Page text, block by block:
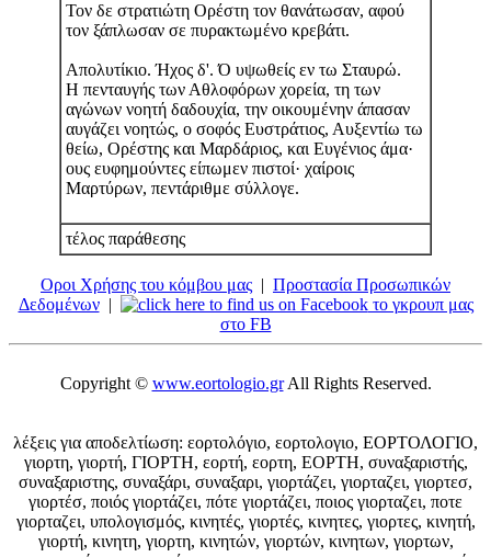
Τον δε στρατιώτη Ορέστη τον θανάτωσαν, αφού
τον ξάπλωσαν σε πυρακτωμένο κρεβάτι.
Απολυτίκιο. Ήχος δ'. Ό υψωθείς εν τω Σταυρώ.
Η πενταυγής των Αθλοφόρων χορεία, τη των
αγώνων νοητή δαδουχία, την οικουμένην άπασαν
αυγάζει νοητώς, ο σοφός Ευστράτιος, Αυξεντίω τω
θείω, Ορέστης και Μαρδάριος, και Ευγένιος άμα·
ους ευφημούντες είπωμεν πιστοί· χαίροις
Μαρτύρων, πεντάριθμε σύλλογε.
τέλος παράθεσης
Οροι Χρήσης του κόμβου μας | Προστασία Προσωπικών
Δεδομένων|
το γκρουπ μας
στο FB
Copyright © www.eortologio.grAll Rights Reserved.
λέξεις για αποδελτίωση: εορτολόγιο, εορτολογιο, ΕΟΡΤΟΛΟΓΙΟ,
γιορτη, γιορτή, ΓΙΟΡΤΗ, εορτή, εορτη, ΕΟΡΤΗ, συναξαριστής,
συναξαριστης, συναξάρι, συναξαρι, γιορτάζει, γιορταζει, γιορτεσ,
γιορτέσ, ποιός γιορτάζει, πότε γιορτάζει, ποιος γιορταζει, ποτε
γιορταζει, υπολογισμός, κινητές, γιορτές, κινητες, γιορτες, κινητή,
γιορτή, κινητη, γιορτη, κινητών, γιορτών, κινητων, γιορτων,